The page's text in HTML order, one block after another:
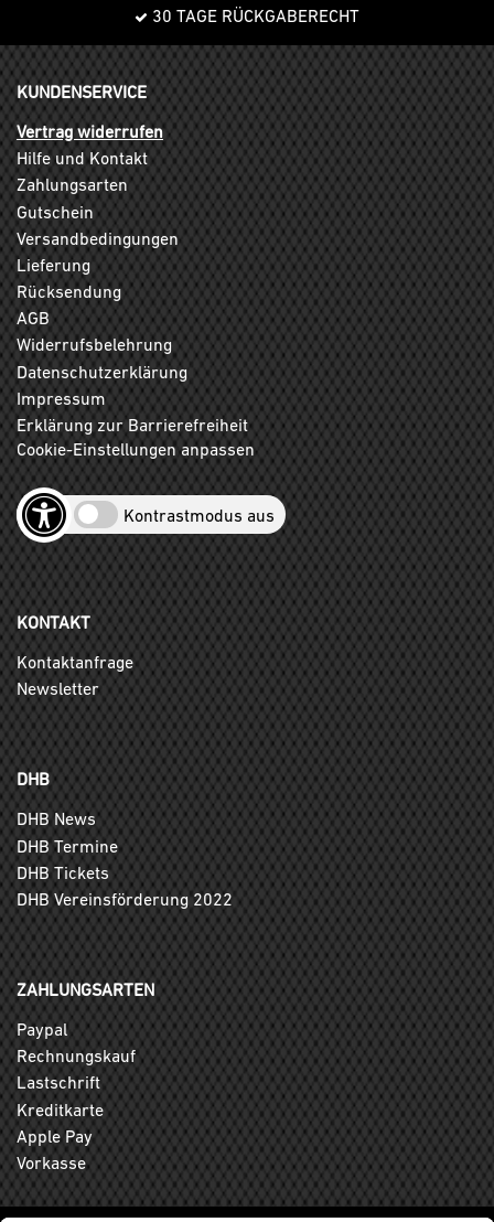
30 TAGE RÜCKGABERECHT
KUNDENSERVICE
Vertrag widerrufen
Hilfe und Kontakt
Zahlungsarten
Gutschein
Versandbedingungen
Lieferung
Rücksendung
AGB
Widerrufsbelehrung
Datenschutzerklärung
Impressum
Erklärung zur Barrierefreiheit
Cookie-Einstellungen anpassen
Kontrastmodus aus
KONTAKT
Kontaktanfrage
Newsletter
DHB
DHB News
DHB Termine
DHB Tickets
DHB Vereinsförderung 2022
ZAHLUNGSARTEN
Paypal
Rechnungskauf
Lastschrift
Kreditkarte
Apple Pay
Vorkasse